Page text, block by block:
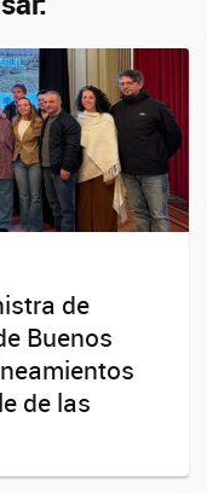
de
Buenos
de las